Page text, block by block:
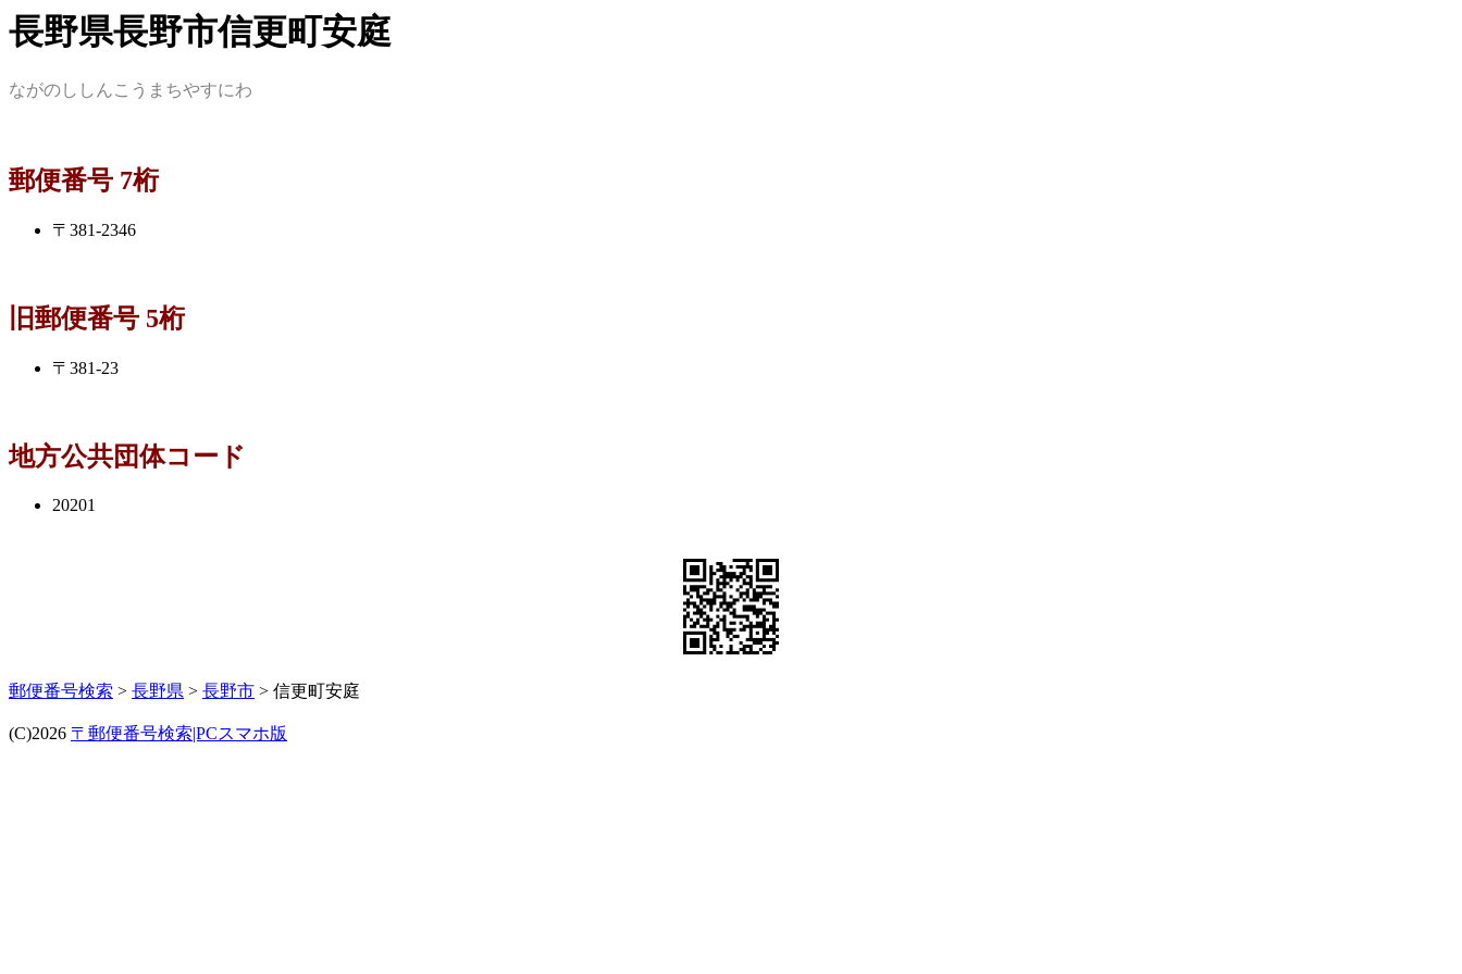
長野県長野市信更町安庭
ながのししんこうまちやすにわ
郵便番号 7桁
〒381-2346
旧郵便番号 5桁
〒381-23
地方公共団体コード
20201
郵便番号検索 > 長野県 > 長野市 > 信更町安庭
(C)2026 〒郵便番号検索|PCスマホ版